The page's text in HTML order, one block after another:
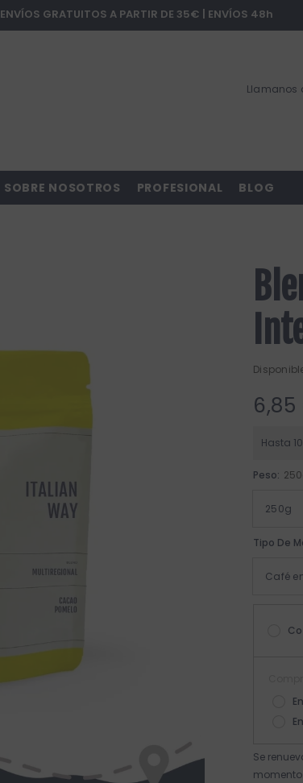
ENVÍOS GRATUITOS A PARTIR DE 35€ | ENVÍOS 48h
Llamanos
SOBRE NOSOTROS PROFESIONAL BLOG
Hasta
Peso:
Tipo De
Se
momento.